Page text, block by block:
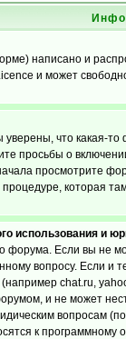
написано и
и может
что какая-
просьбы о
просмотрите
которая
использования и
форума. Если вы не
вопросу. Если
chat.ru,
и не может
вопросам
к